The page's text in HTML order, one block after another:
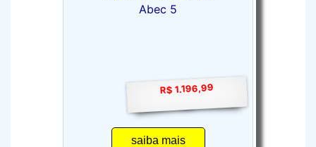
R$ 1.196,99
saiba mais